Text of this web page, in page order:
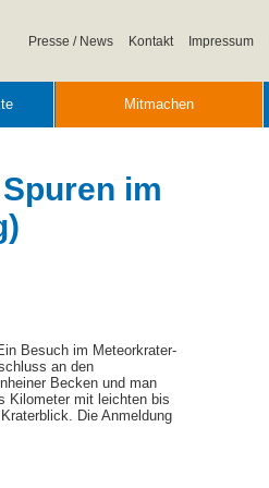
Navigation
Presse / News Kontakt Impressum
Mitmachen
im
Besuch im Meteorkrater-
an den
Becken und man
Kilometer mit leichten bis
Die Anmeldung